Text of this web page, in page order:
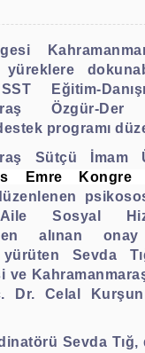
yüreklere
SST Eğitim-
Özgür-Der
programı
Sütçü İmam
Emre
Aile Sosyal
alınan
yürüten Sevda
ve
Dr. Celal
Sevda Tığ,